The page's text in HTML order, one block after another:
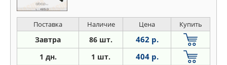
Поставка Наличие Цена Купить
Завтра 86 шт. 462 р.
1 дн. 1 шт. 404 р.